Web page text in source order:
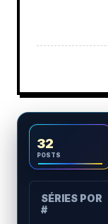
32
POSTS
SÉRIES POR
#